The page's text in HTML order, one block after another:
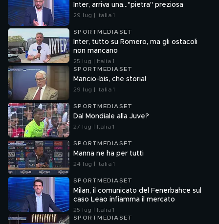
Inter, arriva una..."pietra" preziosa
29 lug | Italia 1
SPORTMEDIASET
Inter, tutto su Romero, ma gli ostacoli
non mancano
25 lug | Italia 1
SPORTMEDIASET
Mancio-bis, che storia!
29 lug | Italia 1
SPORTMEDIASET
Dal Mondiale alla Juve?
27 lug | Italia 1
SPORTMEDIASET
Manna ne ha per tutti
24 lug | Italia 1
SPORTMEDIASET
Milan, il comunicato del Fenerbahce sul
caso Leao infiamma il mercato
25 lug | Italia 1
SPORTMEDIASET